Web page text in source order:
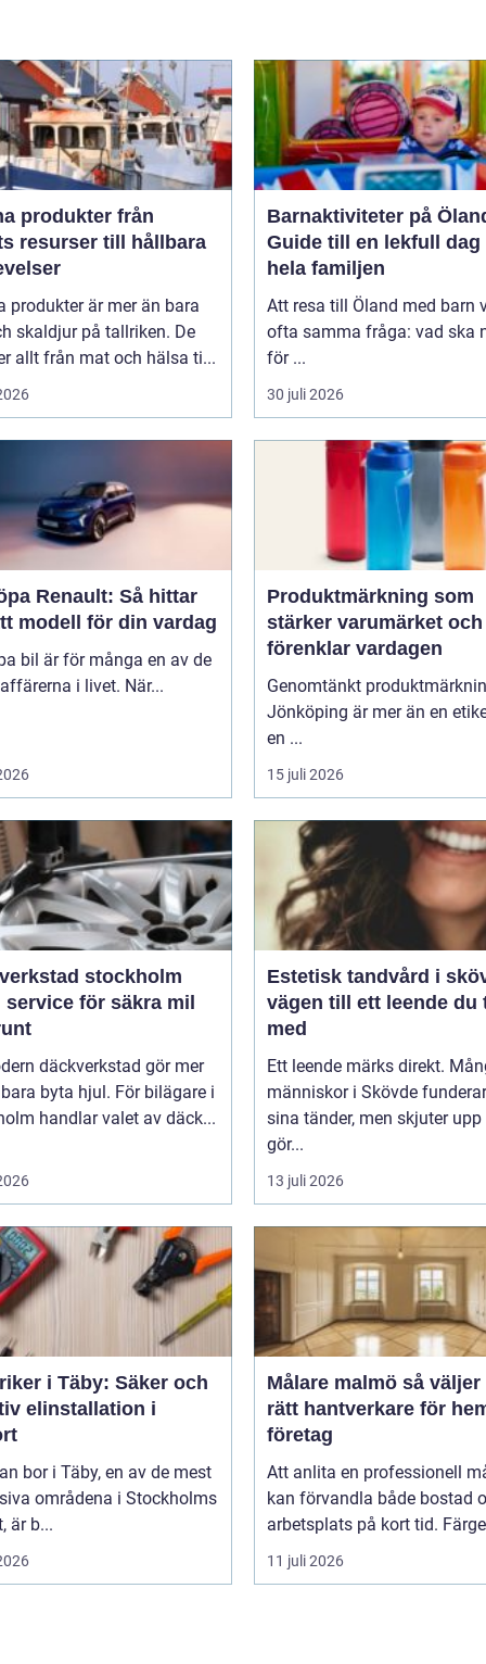
produkter från
resurser till hållbara
produkter är mer än bara
skaldjur på tallriken. De
allt från mat och hälsa ti...
Barnaktiviteter på
Guide till en lekfull dag
hela familjen
Att resa till Öland med barn
ofta samma fråga: vad ska
för ...
30 juli 2026
Renault: Så hittar
modell för din vardag
bil är för många en av de
i livet. När...
Produktmärkning som
stärker varumärket och
förenklar vardagen
Genomtänkt
Jönköping är mer än en
en ...
15 juli 2026
stockholm
för säkra mil
däckverkstad gör mer
byta hjul. För bilägare i
handlar valet av däck...
Estetisk tandvård i
vägen till ett leende du
med
Ett leende märks direkt.
människor i Skövde
sina tänder, men skjuter
gör...
13 juli 2026
i Täby: Säker och
elinstallation i
bor i Täby, en av de mest
områdena i Stockholms
är b...
Målare malmö så väljer du
rätt hantverkare för
företag
Att anlita en professionell
kan förvandla både bostad
arbetsplats på kort tid.
11 juli 2026